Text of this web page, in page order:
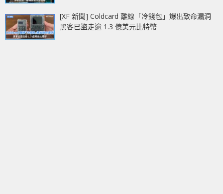
[XF 新聞] Coldcard 離線「冷錢包」爆出致命漏洞
黑客已盜走逾 1.3 億美元比特幣